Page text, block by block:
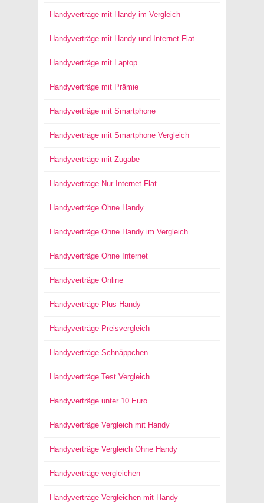
Handyverträge mit Handy im Vergleich
Handyverträge mit Handy und Internet Flat
Handyverträge mit Laptop
Handyverträge mit Prämie
Handyverträge mit Smartphone
Handyverträge mit Smartphone Vergleich
Handyverträge mit Zugabe
Handyverträge Nur Internet Flat
Handyverträge Ohne Handy
Handyverträge Ohne Handy im Vergleich
Handyverträge Ohne Internet
Handyverträge Online
Handyverträge Plus Handy
Handyverträge Preisvergleich
Handyverträge Schnäppchen
Handyverträge Test Vergleich
Handyverträge unter 10 Euro
Handyverträge Vergleich mit Handy
Handyverträge Vergleich Ohne Handy
Handyverträge vergleichen
Handyverträge Vergleichen mit Handy